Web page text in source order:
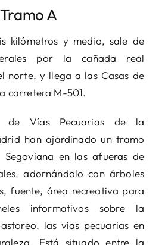
Tramo A
kilómetros y medio, sale de
por la cañada real
norte, y llega a las Casas de
carretera M-501.
de Vías Pecuarias de la
han ajardinado un tramo
en las afueras de
adornándolo con árboles
fuente, área recreativa para
informativos sobre la
las vías pecuarias en